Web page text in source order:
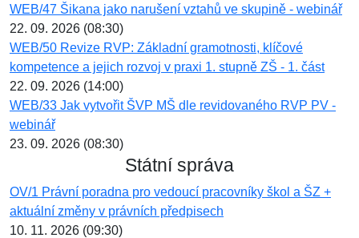
WEB/47 Šikana jako narušení vztahů ve skupině - webinář
22. 09. 2026 (08:30)
WEB/50 Revize RVP: Základní gramotnosti, klíčové
kompetence a jejich rozvoj v praxi 1. stupně ZŠ - 1. část
22. 09. 2026 (14:00)
WEB/33 Jak vytvořit ŠVP MŠ dle revidovaného RVP PV -
webinář
23. 09. 2026 (08:30)
Státní správa
OV/1 Právní poradna pro vedoucí pracovníky škol a ŠZ +
aktuální změny v právních předpisech
10. 11. 2026 (09:30)